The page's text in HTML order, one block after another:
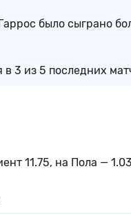
было сыграно
3 из 5 последних
11.75, на Пола —